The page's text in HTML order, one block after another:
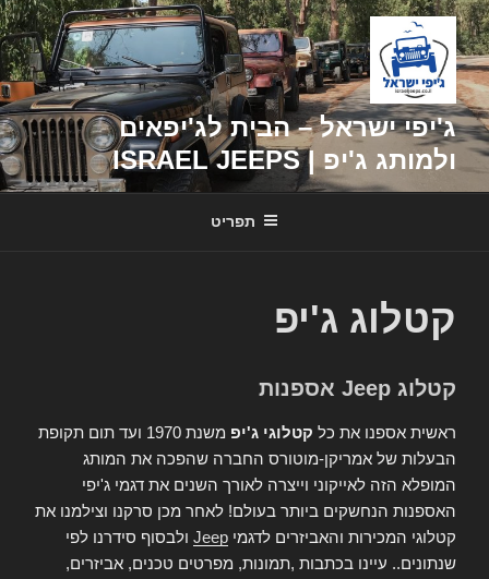
דילוג
לתוכן
ג'יפי ישראל – הבית לג'יפאים
ולמותג ג'יפ | ISRAEL JEEPS
תפריט
קטלוג ג'יפ
קטלוג Jeep אספנות
ראשית אספנו את כל קטלוגי ג'יפ
משנת 1970 ועד תום תקופת
הבעלות של אמריקן-מוטורס החברה שהפכה את המותג
המופלא הזה לאייקוני וייצרה לאורך השנים את דגמי ג'יפי
האספנות הנחשקים ביותר בעולם! לאחר מכן סרקנו וצילמנו את
קטלוגי המכירות והאביזרים לדגמי Jeep ולבסוף סידרנו לפי
שנתונים.. עיינו בכתבות ,תמונות, מפרטים טכנים, אביזרים,